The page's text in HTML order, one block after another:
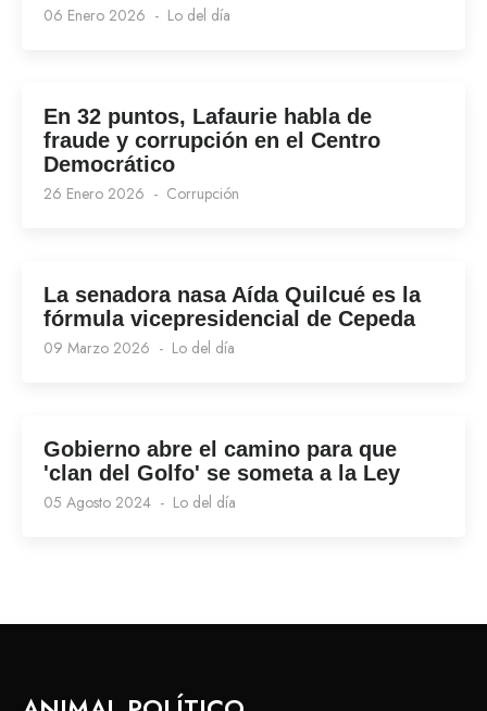
06 Enero 2026 Lo del día
En 32 puntos, Lafaurie habla de
fraude y corrupción en el Centro
Democrático
26 Enero 2026 Corrupción
La senadora nasa Aída Quilcué es la
fórmula vicepresidencial de Cepeda
09 Marzo 2026 Lo del día
Gobierno abre el camino para que
'clan del Golfo' se someta a la Ley
05 Agosto 2024 Lo del día